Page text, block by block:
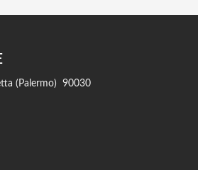
(Palermo) 90030